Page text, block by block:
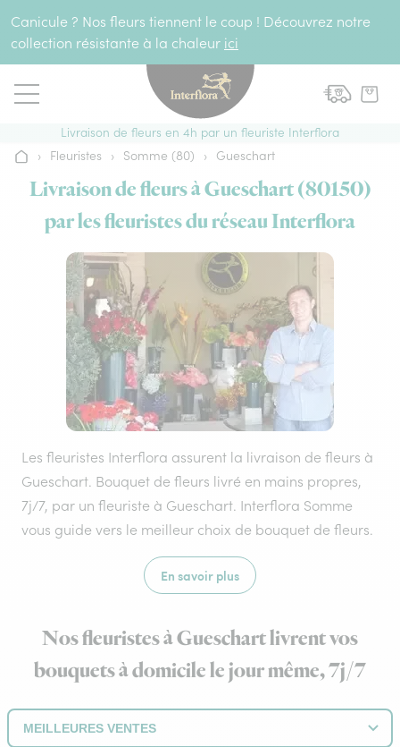
Canicule ? Nos fleurs tiennent le coup ! Découvrez notre
collection résistante à la chaleur ici
Livraison de fleurs en 4h par un fleuriste Interflora
Accueil
› Fleuristes › Somme (80) › Gueschart
Livraison de fleurs à Gueschart (80150)
par les fleuristes du réseau Interflora
Les fleuristes Interflora assurent la livraison de fleurs à
Gueschart. Bouquet de fleurs livré en mains propres,
7j/7, par un fleuriste à Gueschart. Interflora Somme
vous guide vers le meilleur choix de bouquet de fleurs.
En savoir plus
Nos fleuristes à Gueschart livrent vos
bouquets à domicile le jour même, 7j/7